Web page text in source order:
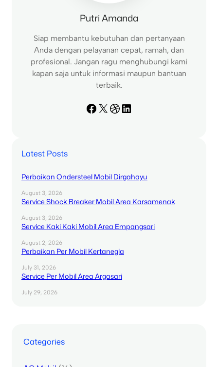
Putri Amanda
Siap membantu kebutuhan dan pertanyaan
Anda dengan pelayanan cepat, ramah, dan
profesional. Jangan ragu menghubungi kami
kapan saja untuk informasi maupun bantuan
terbaik.
Facebook X Dribbble LinkedIn
Latest Posts
Perbaikan Ondersteel Mobil Dirgahayu
August 3, 2026
Service Shock Breaker Mobil Area Karsamenak
August 3, 2026
Service Kaki Kaki Mobil Area Empangsari
August 2, 2026
Perbaikan Per Mobil Kertanegla
July 31, 2026
Service Per Mobil Area Argasari
July 29, 2026
Categories